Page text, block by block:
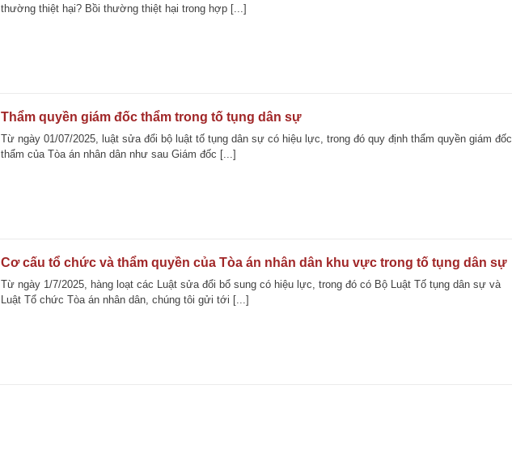
thường thiệt hại? Bồi thường thiệt hại trong hợp [...]
Thẩm quyền giám đốc thẩm trong tố tụng dân sự
Từ ngày 01/07/2025, luật sửa đổi bộ luật tố tụng dân sự có hiệu lực, trong đó quy định thẩm quyền giám đốc
thẩm của Tòa án nhân dân như sau Giám đốc [...]
Cơ cấu tổ chức và thẩm quyền của Tòa án nhân dân khu vực trong tố tụng dân sự
Từ ngày 1/7/2025, hàng loạt các Luật sửa đổi bổ sung có hiệu lực, trong đó có Bộ Luật Tố tụng dân sự và
Luật Tổ chức Tòa án nhân dân, chúng tôi gửi tới [...]